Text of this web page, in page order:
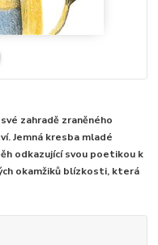
zahradě zraněného
Jemná kresba mladé
odkazující svou poetikou k
okamžiků blízkosti, která